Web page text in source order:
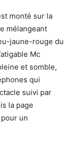
monté sur la
mélangeant
jaune-rouge du
Mc
et somble,
qui
suivi par
la page
un